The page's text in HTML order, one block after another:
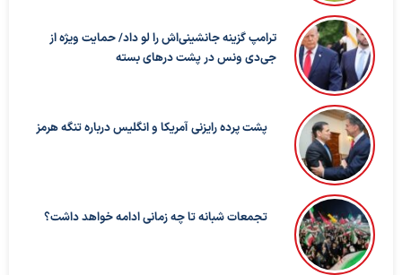
ترامپ گزینه جانشینی‌اش را لو داد/ حمایت ویژه از
جی‌دی ونس در پشت درهای بسته
پشت پرده رایزنی آمریکا و انگلیس درباره تنگه هرمز
تجمعات شبانه تا چه زمانی ادامه خواهد داشت؟